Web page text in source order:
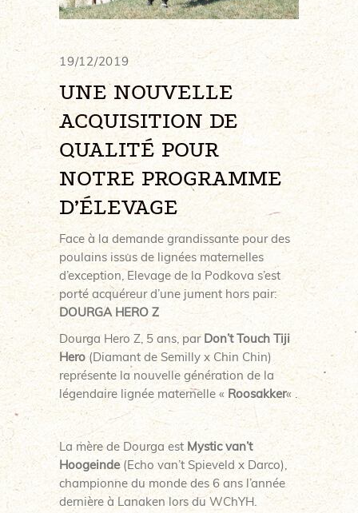
19/12/2019
UNE NOUVELLE
ACQUISITION DE
QUALITÉ POUR
NOTRE PROGRAMME
D’ÉLEVAGE
Face à la demande grandissante pour des
poulains issus de lignées maternelles
d’exception, Elevage de la Podkova s’est
porté acquéreur d’une jument hors pair:
DOURGA HERO Z
Dourga Hero Z, 5 ans, par Don’t Touch Tiji
Hero(Diamant de Semilly x Chin Chin)
représente la nouvelle génération de la
légendaire lignée maternelle «Roosakker« .
La mère de Dourga estMystic van’t
Hoogeinde(Echo van’t Spieveld x Darco),
championne du monde des 6 ans l’année
dernière à Lanaken lors du WChYH.